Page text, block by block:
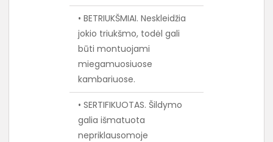
• BETRIUKŠMIAI. Neskleidžia
jokio triukšmo, todėl gali
būti montuojami
miegamuosiuose
kambariuose.
• SERTIFIKUOTAS. Šildymo
galia išmatuota
nepriklausomoje